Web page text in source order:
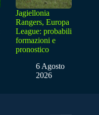
Jagiellonia
Rangers, Europa
League: probabili
formazioni e
pronostico
6 Agosto
2026